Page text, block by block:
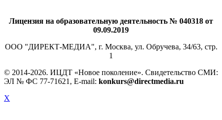
Лицензия на образовательную деятельность № 040318 от
09.09.2019
ООО "ДИРЕКТ-МЕДИА", г. Москва, ул. Обручева, 34/63, стр.
1
© 2014-2026. ИЦДТ «Новое поколение». Свидетельство СМИ:
ЭЛ № ФС 77-71621, E-mail: konkurs@directmedia.ru
X